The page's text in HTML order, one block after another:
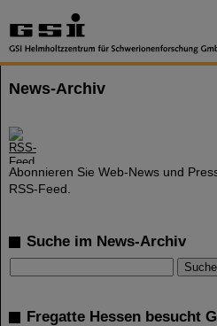
News-Archiv
Abonnieren Sie Web-News und
RSS-Feed.
Suche im News-Archiv
Fregatte Hessen besucht